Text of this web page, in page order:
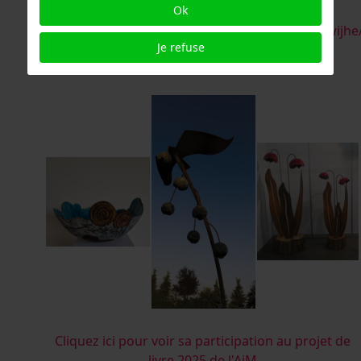
https://www.instagram.com/
henny@deverbeeldingwijhe.nl
Cliquez ici pour voir sa participation au projet de
Ok
Je refuse